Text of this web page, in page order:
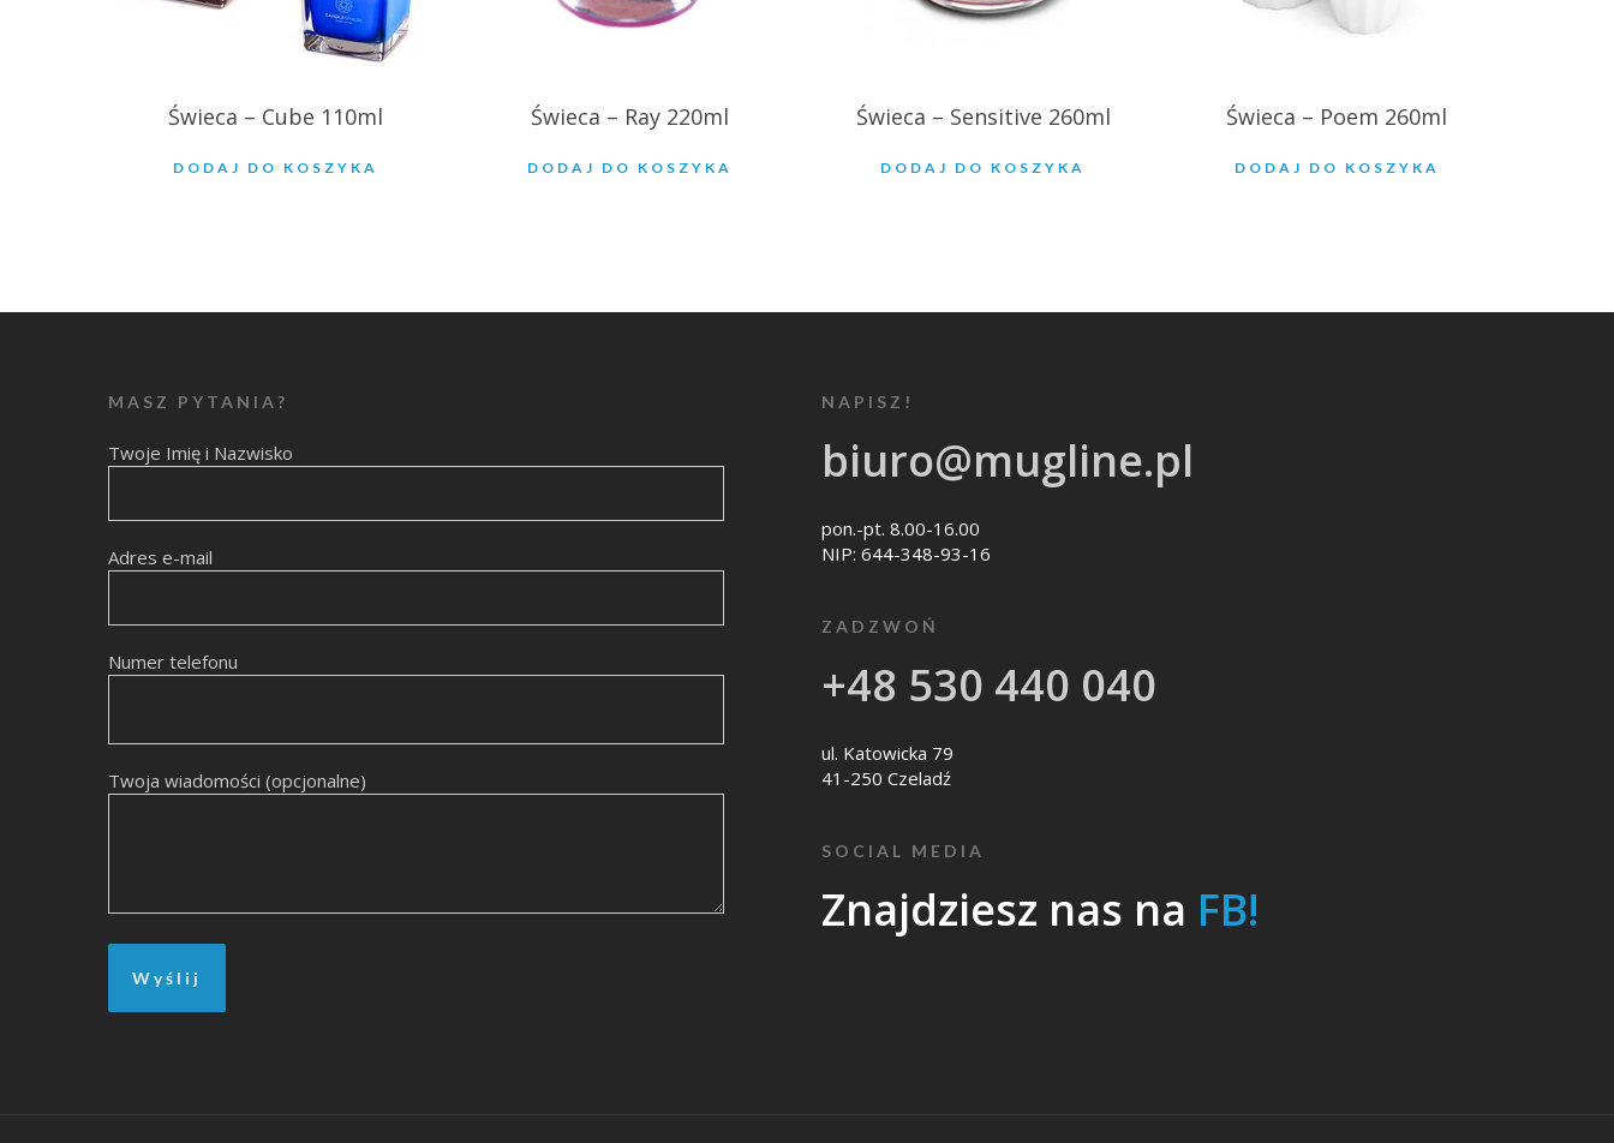
Świeca – Cube 110ml
DODAJ DO KOSZYKA
Świeca – Ray 220ml
DODAJ DO KOSZYKA
Świeca – Sensitive 260ml
DODAJ DO KOSZYKA
Świeca – Poem 260ml
DODAJ DO KOSZYKA
MASZ PYTANIA?
Twoje Imię i Nazwisko
Adres e-mail
Numer telefonu
Twoja wiadomości (opcjonalne)
NAPISZ!
biuro@mugline.pl
pon.-pt. 8.00-16.00
NIP: 644-348-93-16
ZADZWOŃ
+48 530 440 040
ul. Katowicka 79
41-250 Czeladź
SOCIAL MEDIA
Znajdziesz nas na FB!